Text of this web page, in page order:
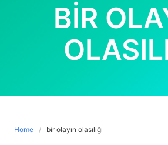
BIR
Home bir olayın olasılığı